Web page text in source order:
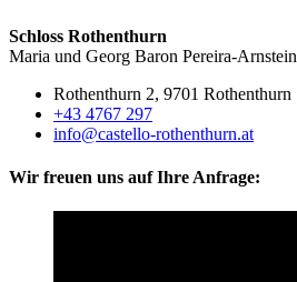
Schloss Rothenthurn
Maria und Georg Baron Pereira-Arnstein
Rothenthurn 2, 9701 Rothenthurn
+43 4767 297
info@castello-rothenthurn.at
Wir freuen uns auf Ihre Anfrage: